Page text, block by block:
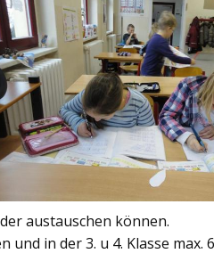
austauschen können.
in der 3. u 4. Klasse max.